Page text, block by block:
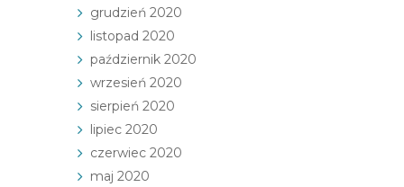
grudzień 2020
listopad 2020
październik 2020
wrzesień 2020
sierpień 2020
lipiec 2020
czerwiec 2020
maj 2020